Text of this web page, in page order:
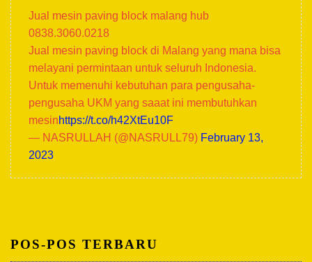
Jual mesin paving block malang hub
0838.3060.0218
Jual mesin paving block di Malang yang mana bisa
melayani permintaan untuk seluruh Indonesia.
Untuk memenuhi kebutuhan para pengusaha-
pengusaha UKM yang saaat ini membutuhkan
mesinhttps://t.co/h42XtEu10F
— NASRULLAH (@NASRULL79) February 13,
2023
POS-POS TERBARU